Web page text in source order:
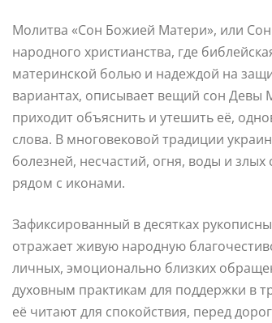
Молитва «Сон Божией Матери», или
народного христианства, где
материнской болью и надеждой на
вариантах, описывает вещий сон Девы
приходит объяснить и утешить её,
слова. В многовековой традиции
болезней, несчастий, огня, воды и
рядом с иконами.
Зафиксированный в десятках
отражает живую народную
личных, эмоционально близких
духовным практикам для поддержки в
её читают для спокойствия, перед